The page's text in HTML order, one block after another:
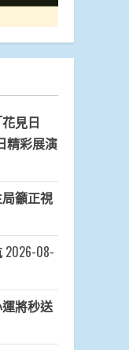
見日
精彩展演
籲正視
2026-08-
將秒送